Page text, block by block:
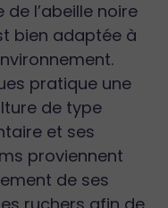
de l’abeille noire
bien adaptée à
pratique une
de type
et ses
proviennent
de ses